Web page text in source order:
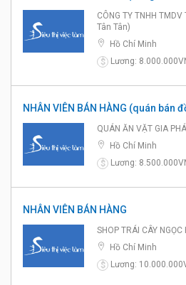
CÔNG TY TNHH
Tân Tân)
Hồ Chí Minh
$
Lương:
NHÂN VIÊN BÁN HÀNG (quán bán
QUÁN ĂN VẶT GIA
Hồ Chí Minh
$
Lương:
NHÂN VIÊN BÁN HÀNG
SHOP TRÁI CÂY NGỌC
Hồ Chí Minh
$
Lương: